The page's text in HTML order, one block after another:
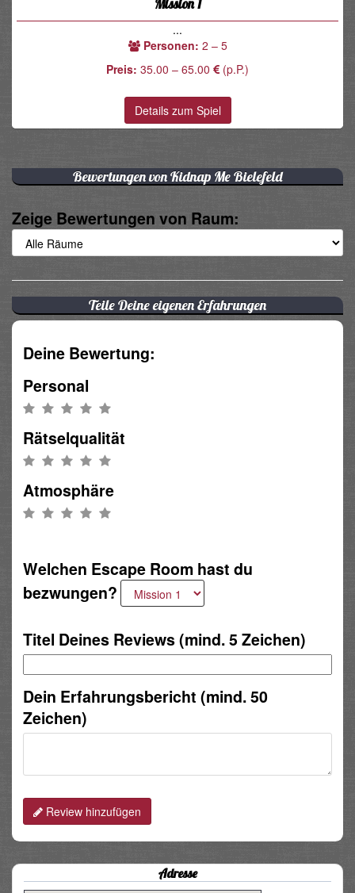
Mission 1
...
Personen: 2 – 5
Preis: 35.00 – 65.00 (p.P.)
Details zum Spiel
Bewertungen von Kidnap Me Bielefeld
Zeige Bewertungen von Raum:
Teile Deine eigenen Erfahrungen
Deine Bewertung:
Personal
Rätselqualität
Atmosphäre
Welchen Escape Room hast du
bezwungen?
Titel Deines Reviews (mind. 5 Zeichen)
Dein Erfahrungsbericht (mind. 50
Zeichen)
Review hinzufügen
Adresse